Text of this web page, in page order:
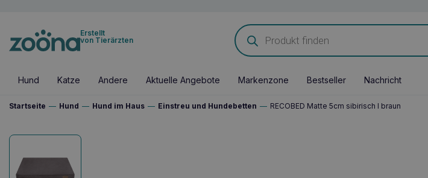
Erstellt
von Tierärzten
Products
search
Hund Katze Andere Aktuelle Angebote Markenzone Bestseller Nachricht
Startseite — Hund — Hund im Haus — Einstreu und Hundebetten — RECOBED Matte 5cm sibirisch l braun